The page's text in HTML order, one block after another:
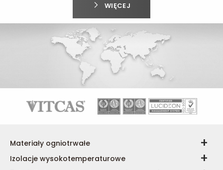
WIĘCEJ
Materiały ogniotrwałe
Izolacje wysokotemperaturowe